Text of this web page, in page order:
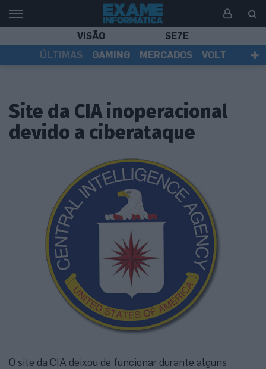
VISÃO
SE7E
ÚLTIMAS
GAMING MERCADOS
VOLT
Site da CIA inoperacional
devido a ciberataque
O site da CIA deixou de funcionar durante alguns